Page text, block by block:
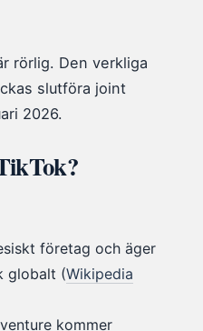
rörlig. Den verkliga
slutföra joint
2026.
företag och äger
globalt (Wikipedia
kommer